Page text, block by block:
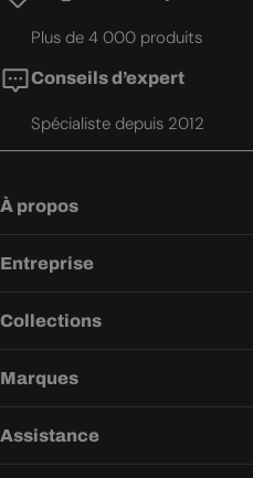
Plus de 4 000 produits
Conseils d’expert
Spécialiste depuis 2012
À propos
Entreprise
Collections
Marques
Assistance